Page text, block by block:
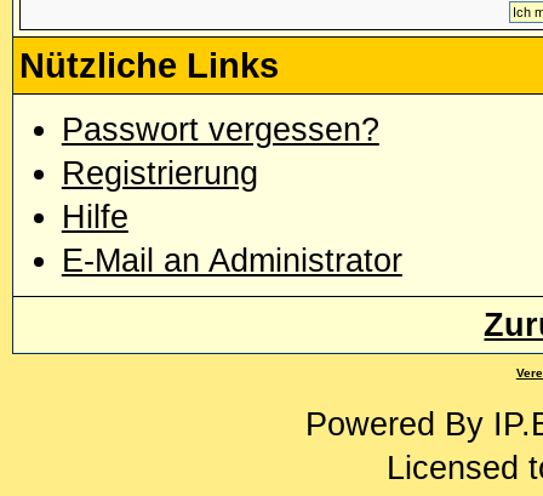
Nützliche Links
Passwort vergessen?
Registrierung
Hilfe
E-Mail an Administrator
Powered By
Licensed